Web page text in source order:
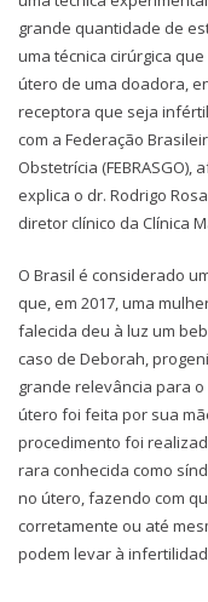
grande quantidade de
uma técnica cirúrgica
útero de uma doadora,
receptora que seja
com a Federação
Obstetrícia
explica o dr. Rodrigo
diretor clínico da Clínica
O Brasil é considerado
que, em 2017, uma
falecida deu à luz um
caso de Deborah,
grande relevância para
útero foi feita por sua
procedimento foi
rara conhecida como
no útero, fazendo com
corretamente ou até
podem levar à